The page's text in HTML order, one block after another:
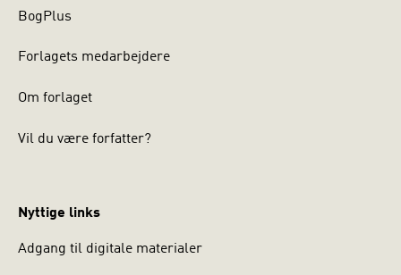
BogPlus
Forlagets medarbejdere
Om forlaget
Vil du være forfatter?
Nyttige links
Adgang til digitale materialer